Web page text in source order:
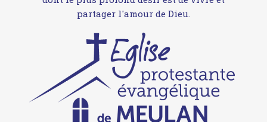
partager l'amour de Dieu.